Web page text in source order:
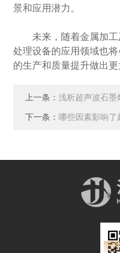
景和应用潜力。
未来，随着金属加工
处理设备的应用领域也
的生产和质量提升做出更
上一条：浅析超声波石墨
下一条：哪些因素影响了